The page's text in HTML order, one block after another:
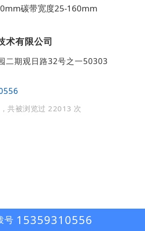
碳带宽度25-160mm
术有限公司
二期观日路32号之一50303
共被浏览过 22013 次
号 15359310556